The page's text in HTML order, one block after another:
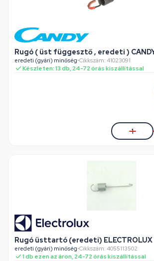
Rugó ( üst függesztő , eredeti )
eredeti (gyári) minőség•Cikkszám: 41023091
Készleten: 13 db, 24-72 órás kiszállítással
Rugó üsttartó (eredeti)
eredeti (gyári) minőség•Cikkszám: 4055113502
1 db ezen az áron, 24-72 órás kiszállítással